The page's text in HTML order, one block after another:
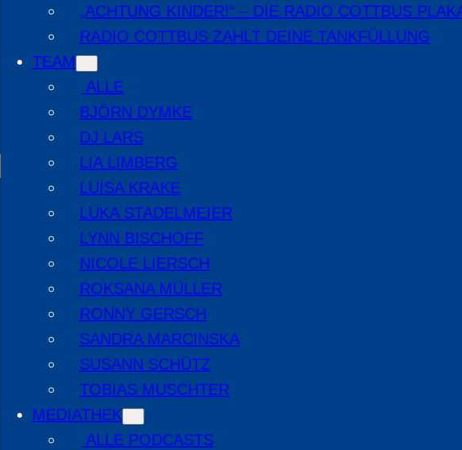
„ACHTUNG KINDER!“ – DIE RADIO COTTBUS
RADIO COTTBUS ZAHLT DEINE TANKFÜLLUNG
TEAM
ALLE
BJÖRN DYMKE
DJ LARS
LIA LIMBERG
LUISA KRAKE
LUKA STADELMEIER
LYNN BISCHOFF
NICOLE LIERSCH
ROKSANA MÜLLER
RONNY GERSCH
SANDRA MARCINSKA
SUSANN SCHÜTZ
TOBIAS MUSCHTER
MEDIATHEK
ALLE PODCASTS